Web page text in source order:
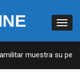
muestra su